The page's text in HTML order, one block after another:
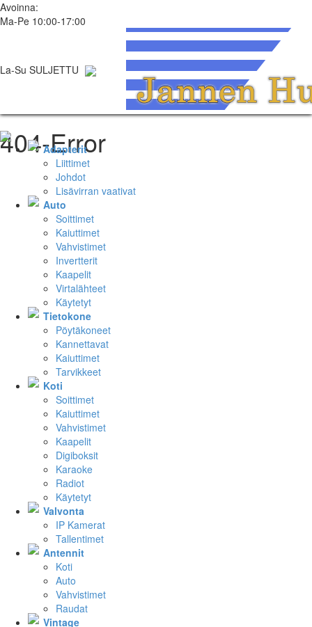
Avoinna:
Ma-Pe 10:00-17:00
La-Su SULJETTU
Adapterit
Liittimet
Johdot
Lisävirran vaativat
Auto
Soittimet
Kaiuttimet
Vahvistimet
Invertterit
Kaapelit
Virtalähteet
Käytetyt
Tietokone
Pöytäkoneet
Kannettavat
Kaiuttimet
Tarvikkeet
Koti
Soittimet
Kaiuttimet
Vahvistimet
Kaapelit
Digiboksit
Karaoke
Radiot
Käytetyt
Valvonta
IP Kamerat
Tallentimet
Antennit
Koti
Auto
Vahvistimet
Raudat
Vintage
404-Error